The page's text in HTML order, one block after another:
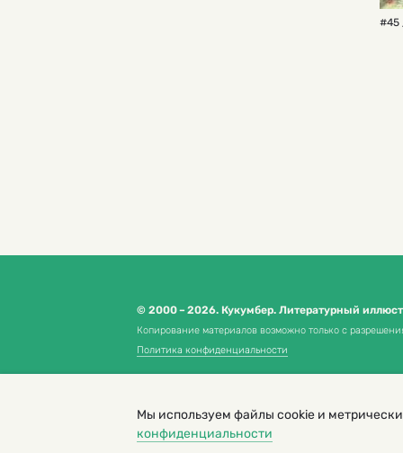
#45
© 2000 – 2026. Кукумбер. Литературный
Копирование материалов возможно только с
Политика конфиденциальности
Мы используем файлы cookie и
конфиденциальности